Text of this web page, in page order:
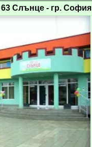
Слънце - гр. София